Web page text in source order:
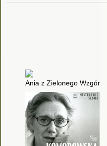
Ania z Zielonego